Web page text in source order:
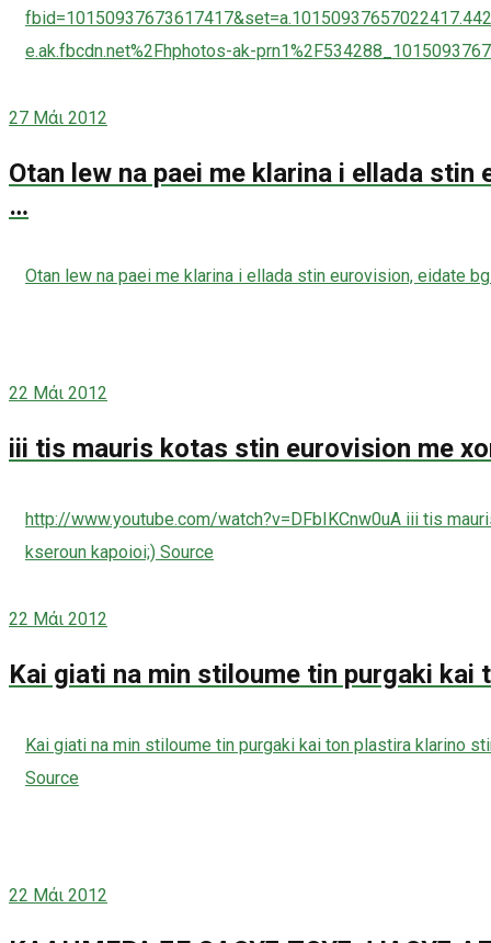
e.ak.fbcdn.net%2Fhphotos-ak-
27 Μάι 2012
Otan lew na paei me klarina i ellada
…
Otan lew na paei me klarina i ellada stin eurovision, eidate
22 Μάι 2012
iii tis mauris kotas stin eurovision me
http://www.youtube.com/watch?v=DFbIKCnw0uA iii tis
kseroun kapoioi;) Source
22 Μάι 2012
Kai giati na min stiloume tin purgaki
Kai giati na min stiloume tin purgaki kai ton plastira klarino
Source
22 Μάι 2012